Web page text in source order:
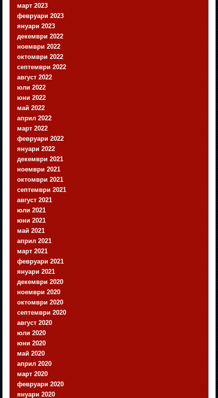
март 2023
февруари 2023
януари 2023
декември 2022
ноември 2022
октомври 2022
септември 2022
август 2022
юли 2022
юни 2022
май 2022
април 2022
март 2022
февруари 2022
януари 2022
декември 2021
ноември 2021
октомври 2021
септември 2021
август 2021
юли 2021
юни 2021
май 2021
април 2021
март 2021
февруари 2021
януари 2021
декември 2020
ноември 2020
октомври 2020
септември 2020
август 2020
юли 2020
юни 2020
май 2020
април 2020
март 2020
февруари 2020
януари 2020